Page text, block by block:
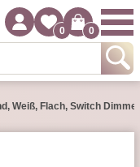
0 0
Weiß, Flach, Switch